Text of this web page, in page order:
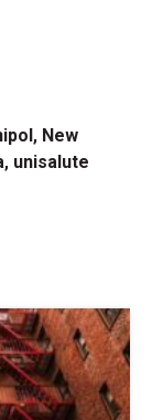
, New
, unisalute